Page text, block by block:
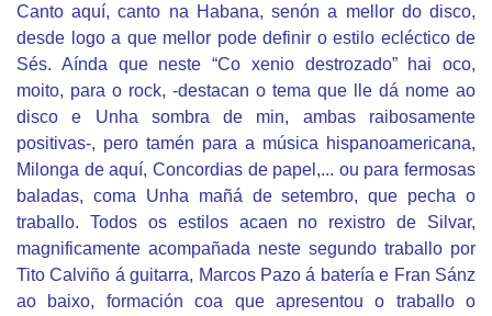
Canto aquí, canto na Habana, senón a mellor do disco,
desde logo a que mellor pode definir o estilo ecléctico de
Sés. Aínda que neste “Co xenio destrozado” hai oco,
moito, para o rock, -destacan o tema que lle dá nome ao
disco e Unha sombra de min, ambas raibosamente
positivas-, pero tamén para a música hispanoamericana,
Milonga de aquí, Concordias de papel,... ou para fermosas
baladas, coma Unha mañá de setembro, que pecha o
traballo. Todos os estilos acaen no rexistro de Silvar,
magnificamente acompañada neste segundo traballo por
Tito Calviño á guitarra, Marcos Pazo á batería e Fran Sánz
ao baixo, formación coa que apresentou o traballo o